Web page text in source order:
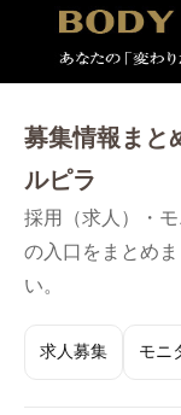
募集情報まと
ルピラ
採用（求人）・
の入口をまとめ
い。
求人募集 モニ